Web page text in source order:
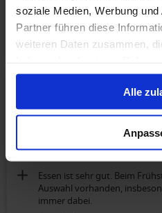
soziale Medien, Werbung
Partner führen diese
weiteren Daten zusammen,
gesammelt haben.
Alle
Balkonkabine: Celebrity
Die Kabine war klasse
mehr
Familie mit Kleinkindern
Erleben Sie Sydney,
Essen ist sehr gut. Beim
Auswahl vorhanden,
immer dabei.